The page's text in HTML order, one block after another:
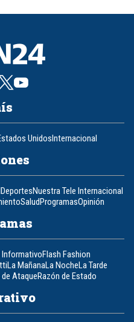
UnidosInternacional
DeportesNuestra Tele Internacional
SaludProgramasOpinión
InformativoFlash Fashion
La MañanaLa NocheLa Tarde
AtaqueRazón de Estado